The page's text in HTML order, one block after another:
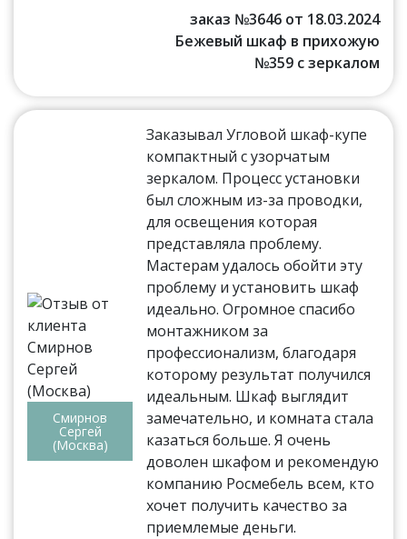
заказ №3646 от 18.03.2024
Бежевый шкаф в прихожую
№359 с зеркалом
Смирнов
Сергей
(Москва)
Заказывал Угловой шкаф-купе
компактный с узорчатым
зеркалом. Процесс установки
был сложным из-за проводки,
для освещения которая
представляла проблему.
Мастерам удалось обойти эту
проблему и установить шкаф
идеально. Огромное спасибо
монтажником за
профессионализм, благодаря
которому результат получился
идеальным. Шкаф выглядит
замечательно, и комната стала
казаться больше. Я очень
доволен шкафом и рекомендую
компанию Росмебель всем, кто
хочет получить качество за
приемлемые деньги.